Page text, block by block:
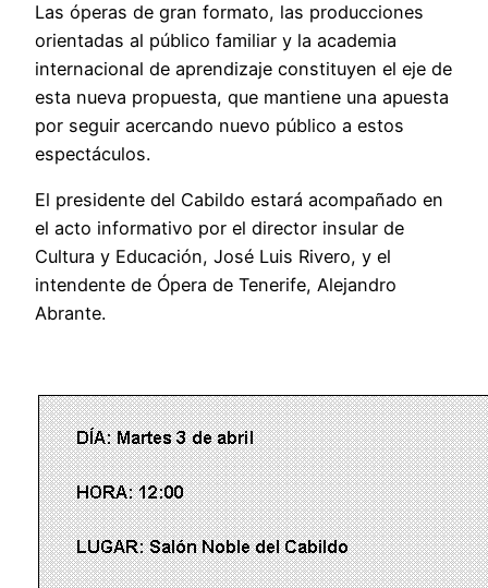
Las óperas de gran formato, las producciones
orientadas al público familiar y la academia
internacional de aprendizaje constituyen el eje de
esta nueva propuesta, que mantiene una apuesta
por seguir acercando nuevo público a estos
espectáculos.
El presidente del Cabildo estará acompañado en
el acto informativo por el director insular de
Cultura y Educación, José Luis Rivero, y el
intendente de Ópera de Tenerife, Alejandro
Abrante.